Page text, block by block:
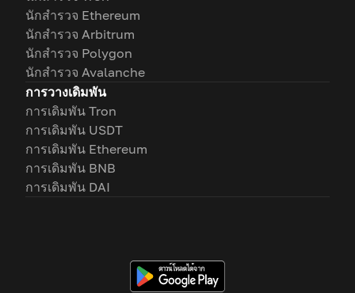
นักสำรวจ Ethereum
นักสำรวจ Arbitrum
นักสำรวจ Polygon
นักสำรวจ Avalanche
การวางเดิมพัน
การเดิมพัน Tron
การเดิมพัน USDT
การเดิมพัน Ethereum
การเดิมพัน BNB
การเดิมพัน DAI